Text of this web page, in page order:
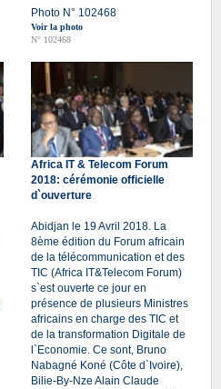
Photo N° 102468
Voir la photo
N° 102468
Africa IT & Telecom Forum
2018: cérémonie officielle
d`ouverture
Abidjan le 19 Avril 2018. La
8ème édition du Forum africain
de la télécommunication et des
TIC (Africa IT&Telecom Forum)
s`est ouverte ce jour en
présence de plusieurs Ministres
africains en charge des TIC et
de la transformation Digitale de
l`Economie. Ce sont, Bruno
Nabagné Koné (Côte d`Ivoire),
Bilie-By-Nze Alain Claude